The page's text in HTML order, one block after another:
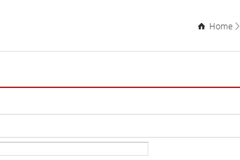
Home >